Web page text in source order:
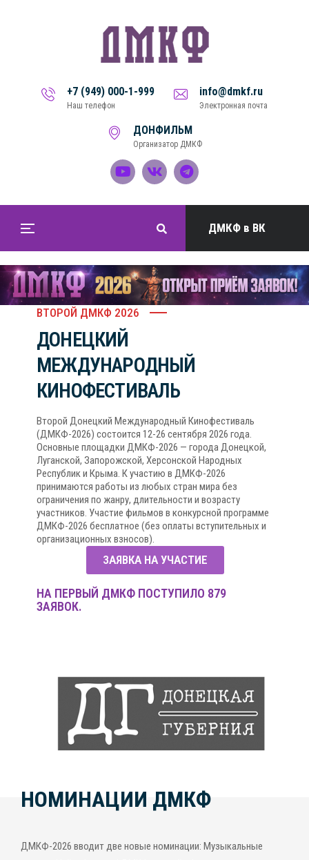
+7 (949) 000-1-999
Наш телефон
info@dmkf.ru
Электронная почта
ДОНФИЛЬМ
Организатор ДМКФ
ДМКФ в ВК
ВТОРОЙ ДМКФ 2026
ДОНЕЦКИЙ
МЕЖДУНАРОДНЫЙ
КИНОФЕСТИВАЛЬ
Второй Донецкий Международный Кинофестиваль
(ДМКФ-2026) состоится 12-26 сентября 2026 года.
Основные площадки ДМКФ-2026 — города Донецкой,
Луганской, Запорожской, Херсонской Народных
Республик и Крыма. К участию в ДМКФ-2026
принимаются работы из любых стран мира без
ограничения по жанру, длительности и возрасту
участников. Участие фильмов в конкурсной программе
ДМКФ-2026 бесплатное (без оплаты вступительных и
организационных взносов).
ЗАЯВКА НА УЧАСТИЕ
НА ПЕРВЫЙ ДМКФ ПОСТУПИЛО 879
ЗАЯВОК.
НОМИНАЦИИ ДМКФ
ДМКФ-2026 вводит две новые номинации: Музыкальные